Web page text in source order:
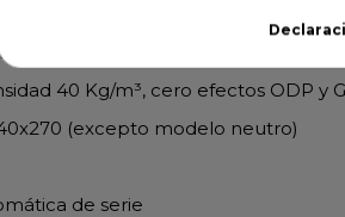
superior, estante inferior y
precio
40 Kg/m³, cero efectos ODP y
(excepto modelo neutro)
de serie